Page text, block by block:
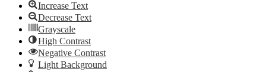
Increase Text
Decrease Text
Grayscale
High Contrast
Negative Contrast
Light Background